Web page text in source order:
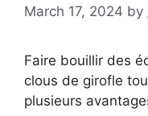
March 17, 2024 by
Faire bouillir des
clous de girofle
plusieurs